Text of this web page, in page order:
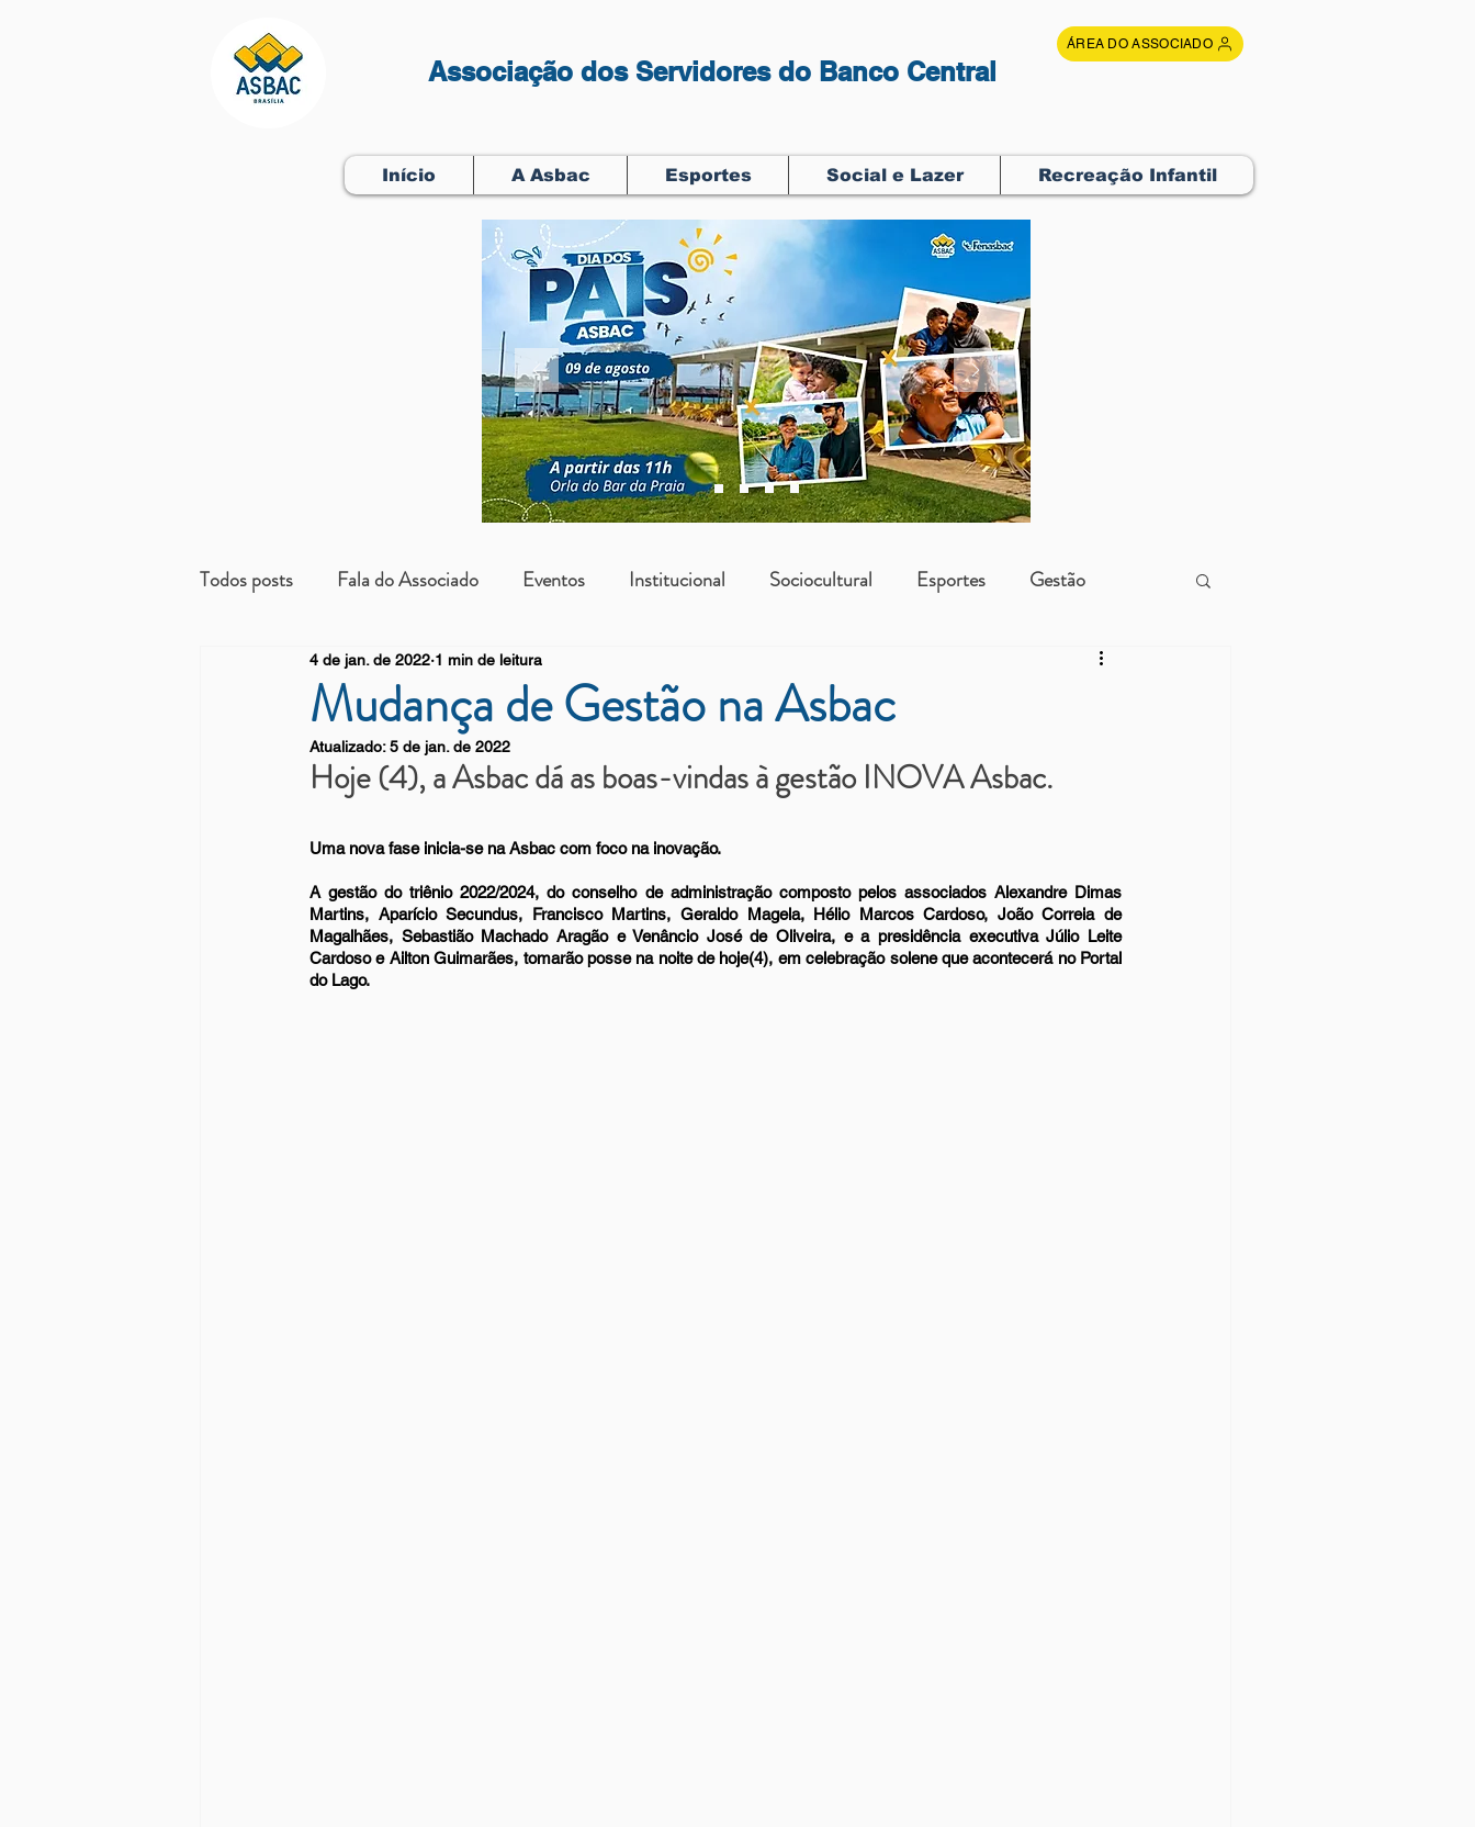
Associação dos Servidores do Banco Central
ÁREA DO ASSOCIADO
Início A Asbac Esportes Social e Lazer Recreação Infantil
Todos posts Fala do Associado Eventos Institucional Sociocultural Esportes Gestão
Beneficientes Arrendatários
Mudança de Gestão na Asbac
4 de jan. de 2022 1 min de leitura
Atualizado:5 de jan. de 2022
Hoje (4), a Asbac dá as boas-vindas à gestão INOVA Asbac.
Uma nova fase inicia-se na Asbac com foco na inovação.
A gestão do triênio 2022/2024, do conselho de administração composto pelos associados Alexandre Dimas
Martins, Aparício Secundus, Francisco Martins, Geraldo Magela, Hélio Marcos Cardoso, João Correia de
Magalhães, Sebastião Machado Aragão e Venâncio José de Oliveira, e a presidência executiva Júlio Leite
Cardoso e Ailton Guimarães, tomarão posse na noite de hoje(4), em celebração solene que acontecerá no Portal
do Lago.